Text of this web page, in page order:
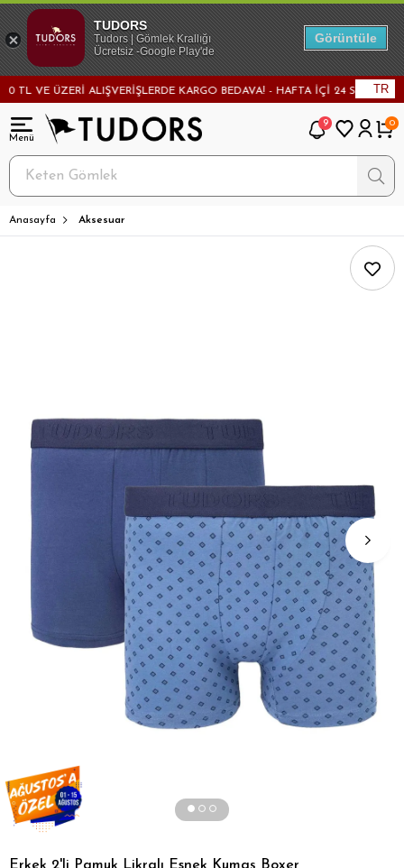
VE ÜZERİ ALIŞVERİŞLERDE KARGO BEDAVA! - HAFTA İÇİ 24 SAATTE TR
9 0
Anasayfa Aksesuar
TUDORS
Tudors | Gömlek Krallığı
Ücretsiz -Google Play'de
Görüntüle